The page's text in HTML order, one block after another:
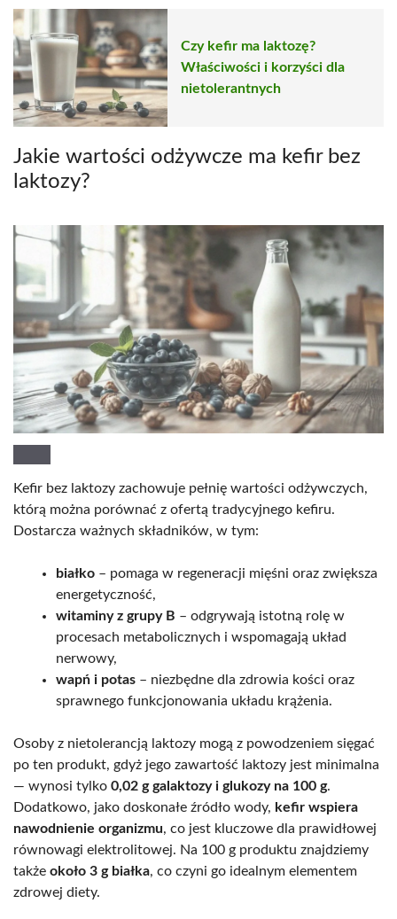
Czy kefir ma laktozę?
Właściwości i korzyści dla
nietolerantnych
Jakie wartości odżywcze ma kefir bez
laktozy?
Kefir bez laktozy zachowuje pełnię wartości odżywczych,
którą można porównać z ofertą tradycyjnego kefiru.
Dostarcza ważnych składników, w tym:
białko – pomaga w regeneracji mięśni oraz zwiększa
energetyczność,
witaminy z grupy B – odgrywają istotną rolę w
procesach metabolicznych i wspomagają układ
nerwowy,
wapń i potas – niezbędne dla zdrowia kości oraz
sprawnego funkcjonowania układu krążenia.
Osoby z nietolerancją laktozy mogą z powodzeniem sięgać
po ten produkt, gdyż jego zawartość laktozy jest minimalna
— wynosi tylko 0,02 g galaktozy i glukozy na 100 g.
Dodatkowo, jako doskonałe źródło wody, kefir wspiera
nawodnienie organizmu, co jest kluczowe dla prawidłowej
równowagi elektrolitowej. Na 100 g produktu znajdziemy
także około 3 g białka, co czyni go idealnym elementem
zdrowej diety.